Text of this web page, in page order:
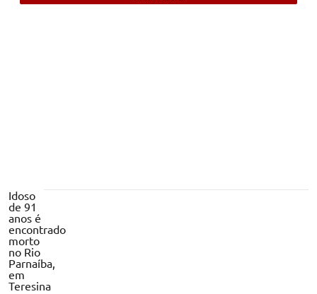
Idoso
de 91
anos é
encontrado
morto
no Rio
Parnaíba,
em
Teresina